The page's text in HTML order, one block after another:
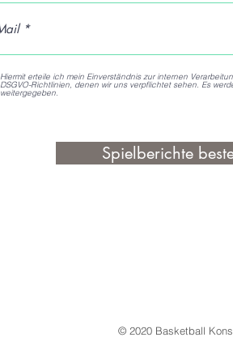
Hiermit erteile ich mein Einverständnis zur internen
DSGVO-Richtlinien, denen wir uns verpflichtet sehen. Es
weitergegeben.
Spielberichte
© 2020 Basketball